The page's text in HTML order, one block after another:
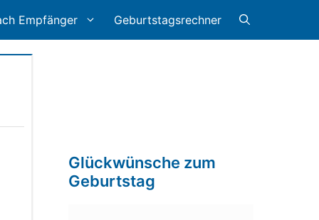
Empfänger Geburtstagsrechner
Glückwünsche zum
Geburtstag